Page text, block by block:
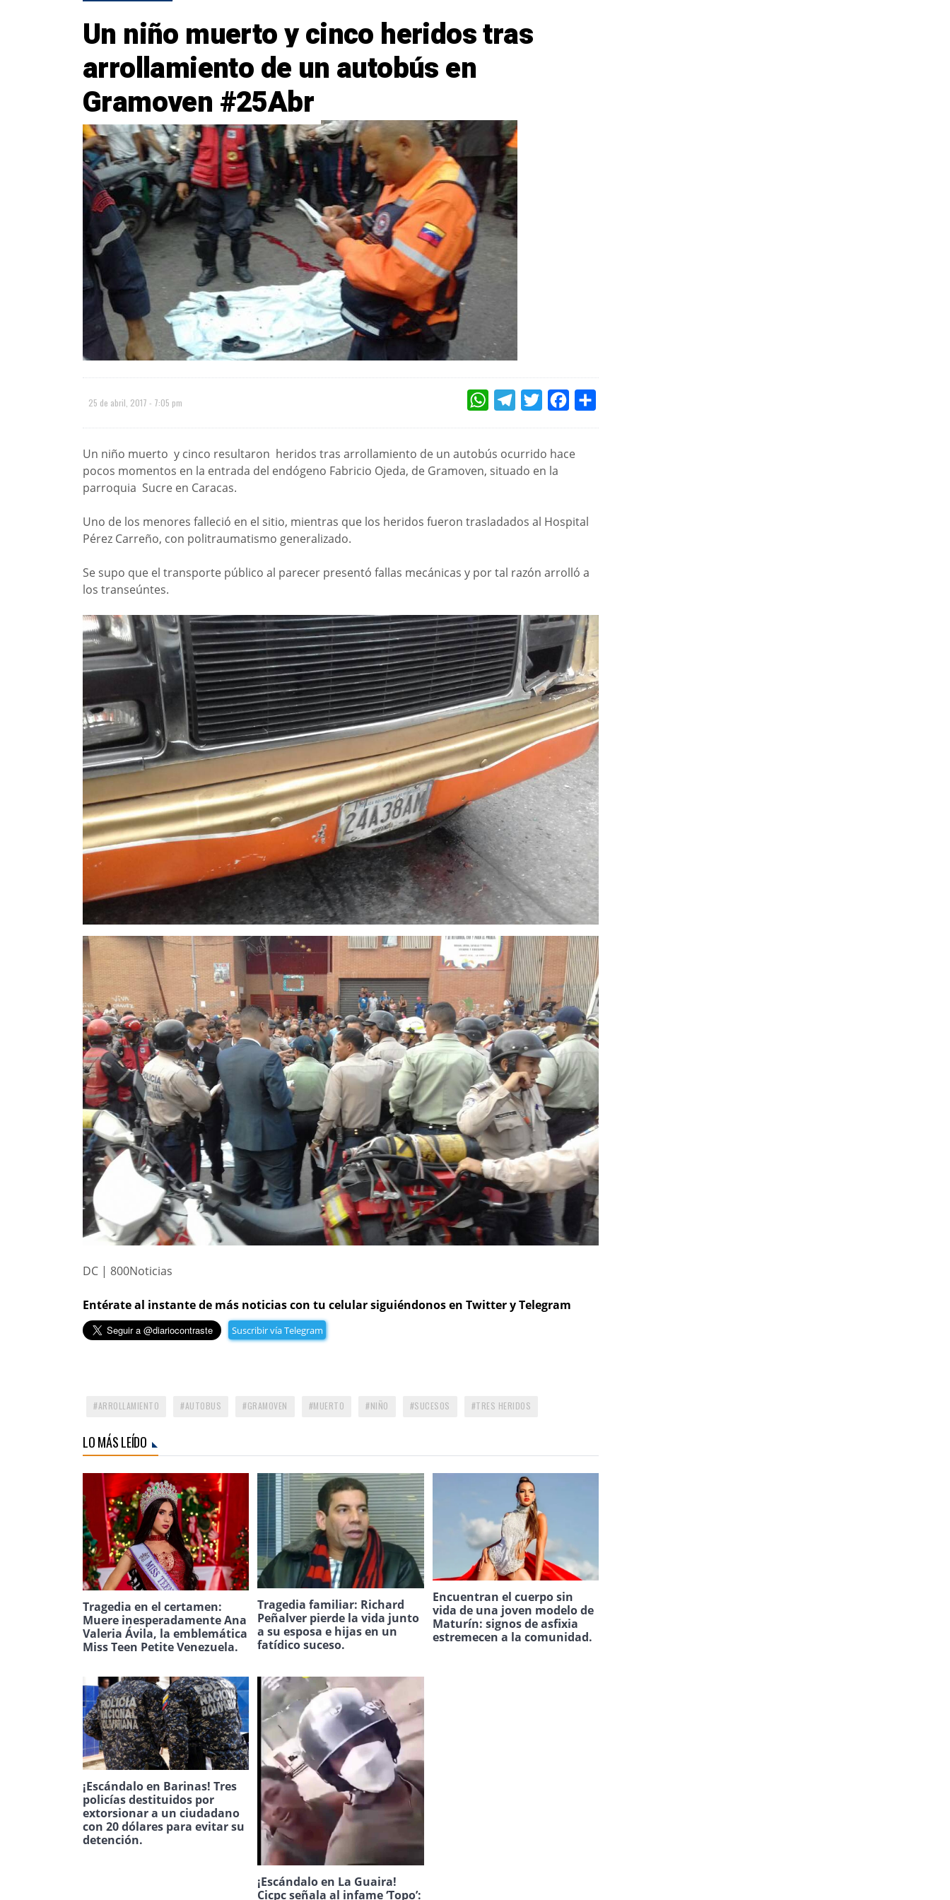
Un niño muerto y cinco heridos tras
arrollamiento de un autobús en
Gramoven #25Abr
25 de abril, 2017 - 7:05 pm WHATSAPPTELEGRAMTWITTERFACEBOOK
Un niño muerto y cinco resultaron heridos tras arrollamiento de un autobús ocurrido hace
pocos momentos en la entrada del endógeno Fabricio Ojeda, de Gramoven, situado en la
parroquia Sucre en Caracas.
Uno de los menores falleció en el sitio, mientras que los heridos fueron trasladados al Hospital
Pérez Carreño, con politraumatismo generalizado.
Se supo que el transporte público al parecer presentó fallas mecánicas y por tal razón arrolló a
los transeúntes.
DC | 800Noticias
Entérate al instante de más noticias con tu celular siguiéndonos en Twitter y Telegram
Suscribir vía Telegram
ARROLLAMIENTO AUTOBUS GRAMOVEN MUERTO NIÑO SUCESOS TRES HERIDOS
LO MÁS LEÍDO
Tragedia en el certamen:
Muere inesperadamente Ana
Valeria Ávila, la emblemática
Miss Teen Petite Venezuela.
Tragedia familiar: Richard
Peñalver pierde la vida junto
a su esposa e hijas en un
fatídico suceso.
Encuentran el cuerpo sin
vida de una joven modelo de
Maturín: signos de asfixia
estremecen a la comunidad.
¡Escándalo en Barinas! Tres
policías destituidos por
extorsionar a un ciudadano
con 20 dólares para evitar su
detención.
¡Escándalo en La Guaira!
Cicpc señala al infame ‘Topo’: